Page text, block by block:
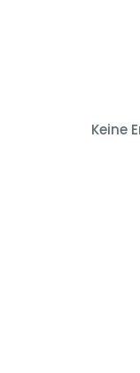
Keine